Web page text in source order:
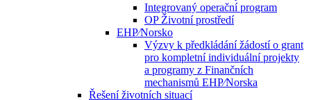
Integrovaný operační program
OP Životní prostředí
EHP⁄Norsko
Výzvy k předkládání žádostí o grant
pro kompletní individuální projekty
a programy z Finančních
mechanismů EHP⁄Norska
Řešení životních situací